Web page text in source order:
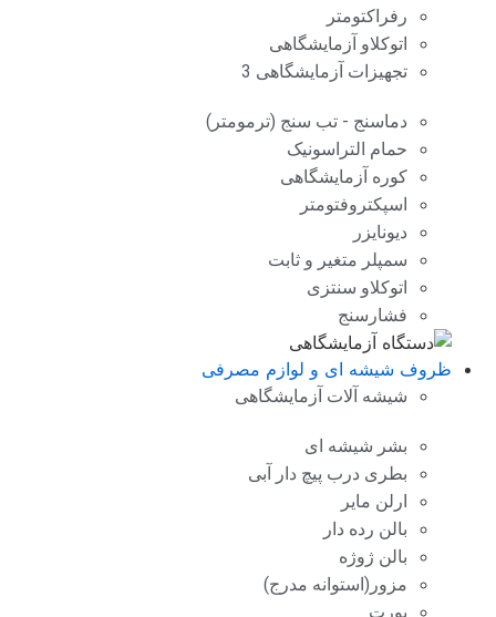
رفراکتومتر
اتوکلاو آزمایشگاهی
تجهیزات آزمایشگاهی 3
دماسنج - تب سنج (ترمومتر)
حمام التراسونیک
کوره آزمایشگاهی
اسپکتروفتومتر
دیونایزر
سمپلر متغیر و ثابت
اتوکلاو سنتزی
فشارسنج
ظروف شیشه ای و لوازم مصرفی
شیشه آلات آزمایشگاهی
بشر شیشه ای
بطری درب پیچ دار آبی
ارلن مایر
بالن رده دار
بالن ژوژه
مزور(استوانه مدرج)
بورت